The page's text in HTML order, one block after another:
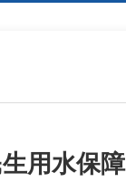
用水保障